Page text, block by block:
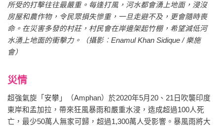
所受的打擊往往最嚴重。每逢打風，河水都會湧上地面，浸沒
房屋和農作物，令民眾損失慘重，一旦走避不及，更會隨時喪
命。在災害多發的村莊，村民會在岸邊架起竹棚，希望減低河
水湧上地面的衝擊力。（攝影︰Enamul Khan Sidique / 樂施
會）
災情
超強氣旋「安攀」（Amphan）於2020年5月20、21日吹襲印度
東岸和孟加拉，帶來狂風暴雨和嚴重水浸，造成超過100人死
亡，最少50萬人無家可歸，超過1,300萬人受影響。暴風雨將大